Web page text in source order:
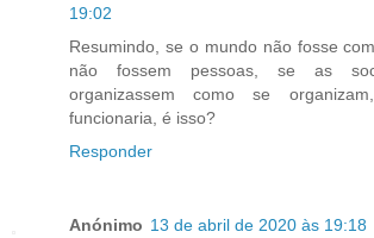
19:02
Resumindo, se o mundo não fosse
não fossem pessoas, se as
organizassem como se
funcionaria, é isso?
Responder
Anónimo 13 de abril de 2020 às 19:18